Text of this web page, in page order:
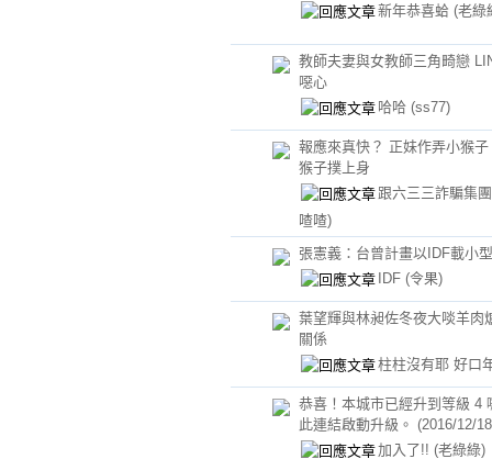
新年恭喜蛤 (老綠
教師夫妻與女教師三角畸戀
噁心
哈哈 (ss77)
報應來真快？ 正妹作弄小猴
猴子撲上身
跟六三三詐騙集
喳喳)
張憲義：台曾計畫以IDF載小
IDF (令果)
葉望輝與林昶佐冬夜大啖羊肉
關係
柱柱沒有耶 好口
恭喜！本城市已經升到等級 4
此連結啟動升級。 (2016/12/
加入了!! (老綠綠)